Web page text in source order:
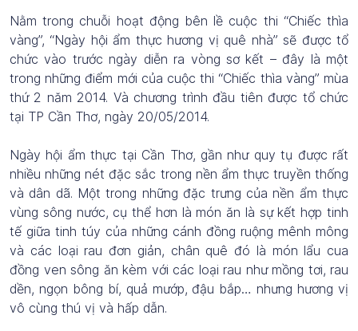
Nằm trong chuỗi hoạt động bên lề cuộc thi “Chiếc thìa
vàng”, “Ngày hội ẩm thực hương vị quê nhà” sẽ được tổ
chức vào trước ngày diễn ra vòng sơ kết – đây là một
trong những điểm mới của cuộc thi “Chiếc thìa vàng” mùa
thứ 2 năm 2014. Và chương trình đầu tiên được tổ chức
tại TP Cần Thơ, ngày 20/05/2014.
Ngày hội ẩm thực tại Cần Thơ, gần như quy tụ được rất
nhiều những nét đặc sắc trong nền ẩm thực truyền thống
và dân dã. Một trong những đặc trưng của nền ẩm thực
vùng sông nước, cụ thể hơn là món ăn là sự kết hợp tinh
tế giữa tinh túy của những cánh đồng ruộng mênh mông
và các loại rau đơn giản, chân quê đó là món lẩu cua
đồng ven sông ăn kèm với các loại rau như mồng tơi, rau
dền, ngọn bông bí, quả mướp, đậu bắp… nhưng hương vị
vô cùng thú vị và hấp dẫn.